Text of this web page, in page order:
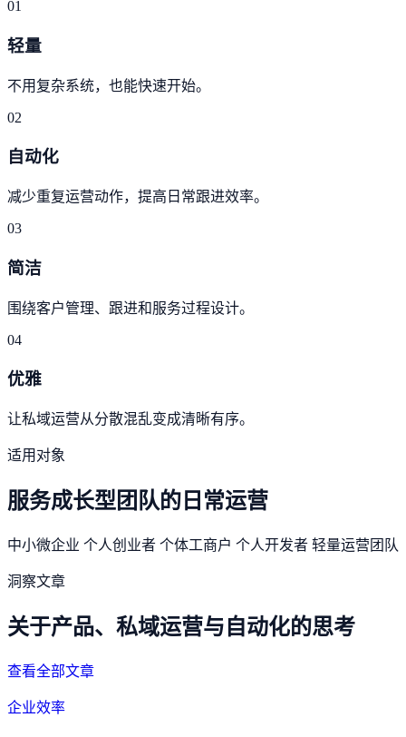
01
轻量
不用复杂系统，也能快速开始。
02
自动化
减少重复运营动作，提高日常跟进效率。
03
简洁
围绕客户管理、跟进和服务过程设计。
04
优雅
让私域运营从分散混乱变成清晰有序。
适用对象
服务成长型团队的日常运营
中小微企业 个人创业者 个体工商户 个人开发者 轻量运营团队
洞察文章
关于产品、私域运营与自动化的思考
查看全部文章
企业效率